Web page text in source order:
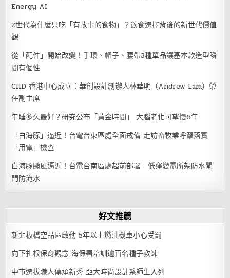
Energy AI
Z世代為什麼只吃「有故事的食物」？飲食選擇背後的新世代價值
觀
從「配件」開始改變！手環、帽子、腰帶3種單品讓基本款造型瞬
間有個性
CIID 香港中心成立：華創設計創辦人林華明（Andrew Lam）榮
任副主席
午睡多久最好？研究公布「黃金時間」 大腦老化可望慢6年
「白海豚」逼近！台電台東區處全面戒備 走訪畜牧業呼籲落實
「用電」檢查
白海豚颱風逼近！台電台南區處超前部署 低窪變電所架防水閘
門防淹水
好文推薦
新北板橋空品區啟動 5年以上燃油機車小心受罰
向下扎根保育觀念 海保署培訓逾百名種子教師
中市選拔職人傳承新秀 亞大時尚設計系師生入列